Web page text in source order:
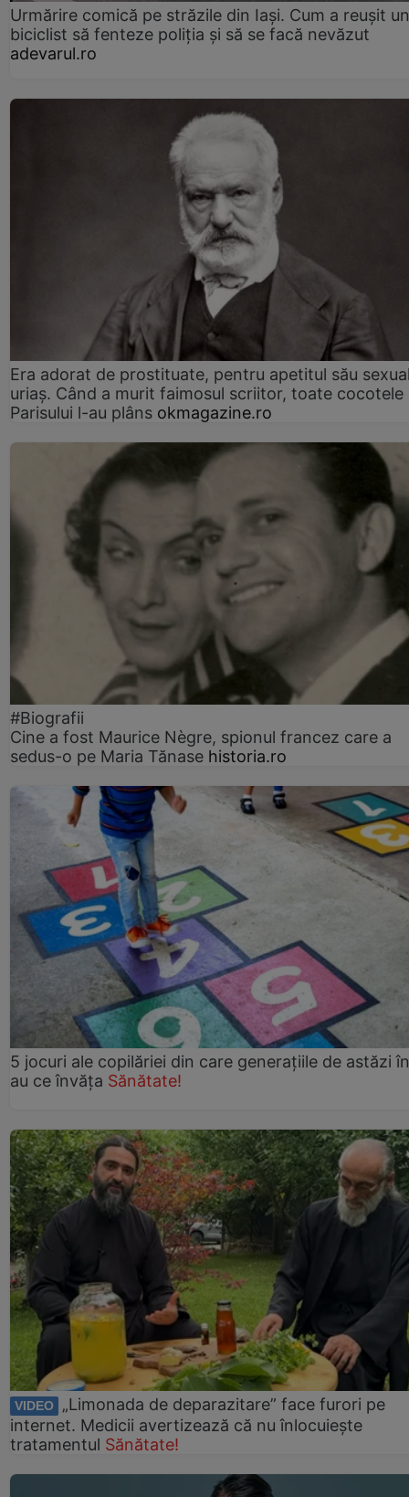
Urmărire comică pe străzile din Iași. Cum a reușit un
biciclist să fenteze poliția și să se facă nevăzut
adevarul.ro
Era adorat de prostituate, pentru apetitul său
uriaș. Când a murit faimosul scriitor, toate cocotele
Parisului l-au plâns okmagazine.ro
#Biografii
Cine a fost Maurice Nègre, spionul francez care a
sedus-o pe Maria Tănase historia.ro
5 jocuri ale copilăriei din care generațiile de astăzi
au ce învăța Sănătate!
VIDEO
„Limonada de deparazitare” face furori pe
internet. Medicii avertizează că nu înlocuiește
tratamentul Sănătate!